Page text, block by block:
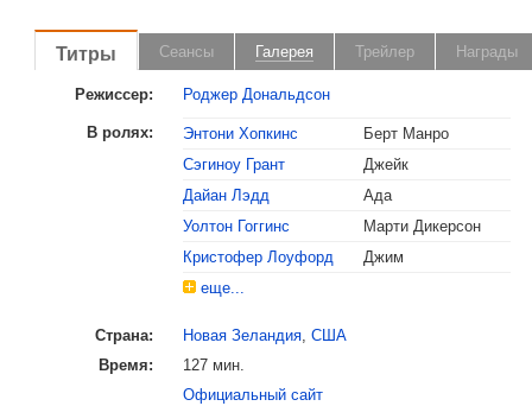
Титры Сеансы Галерея Трейлер Награды
Режиссер: Роджер Дональдсон
В ролях: Энтони Хопкинс
Берт Манро
Сэгиноу Грант
Джейк
Дайан Лэдд
Ада
Уолтон Гоггинс
Марти Дикерсон
Кристофер Лоуфорд
Джим
еще...
Страна: Новая Зеландия,США
Время:
127 мин.
Официальный сайт